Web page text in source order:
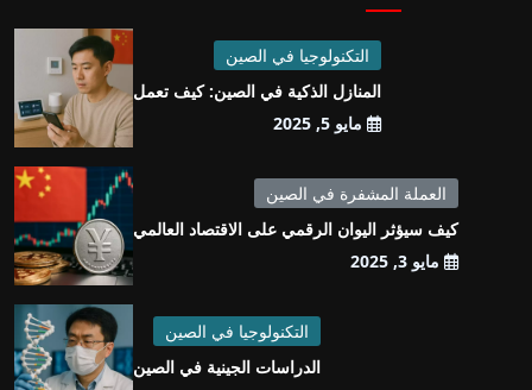
التكنولوجيا في الصين
المنازل الذكية في الصين: كيف تعمل
مايو 5, 2025
العملة المشفرة في الصين
كيف سيؤثر اليوان الرقمي على الاقتصاد العالمي
مايو 3, 2025
التكنولوجيا في الصين
الدراسات الجينية في الصين